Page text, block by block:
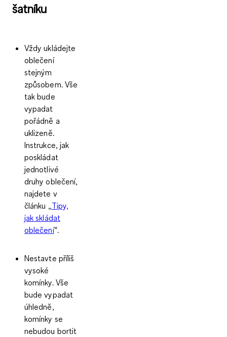
šatníku
Vždy ukládejte
oblečení
stejným
způsobem. Vše
tak bude
vypadat
pořádně a
uklizeně.
Instrukce, jak
poskládat
jednotlivé
druhy oblečení,
najdete v
článku „Tipy,
jak skládat
oblečení“.
Nestavte příliš
vysoké
komínky. Vše
bude vypadat
úhledně,
komínky se
nebudou bortit